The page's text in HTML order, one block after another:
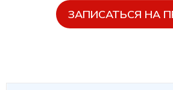
ЗАПИСАТЬСЯ НА